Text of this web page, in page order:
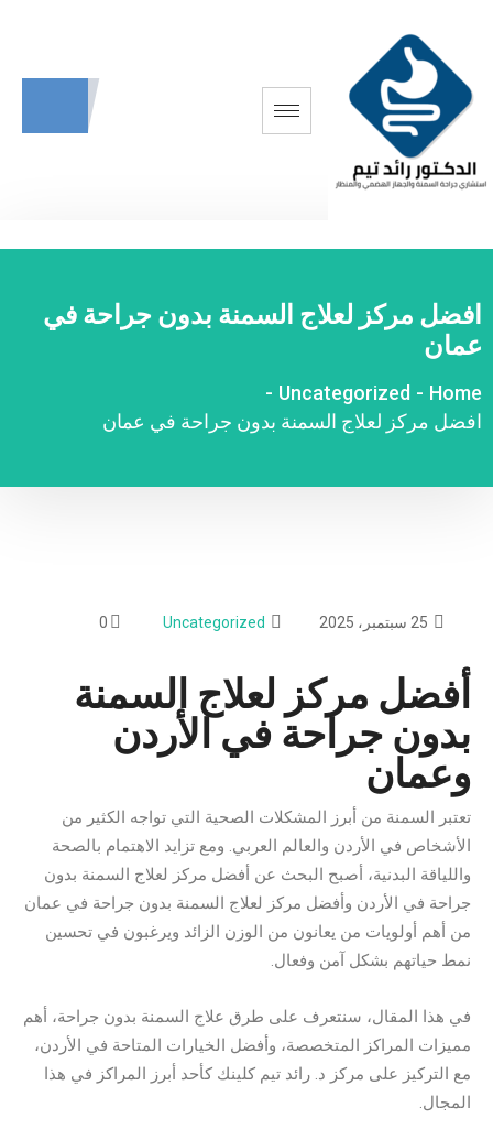
افضل مركز لعلاج السمنة بدون جراحة في
عمان
Home
-
Uncategorized
-
افضل مركز لعلاج السمنة بدون جراحة في عمان
Uncategorized
0
أفضل مركز لعلاج السمنة
بدون جراحة في الأردن
وعمان
تعتبر السمنة من أبرز المشكلات الصحية التي تواجه الكثير من
الأشخاص في الأردن والعالم العربي. ومع تزايد الاهتمام بالصحة
واللياقة البدنية، أصبح البحث عن أفضل مركز لعلاج السمنة بدون
جراحة في الأردن وأفضل مركز لعلاج السمنة بدون جراحة في عمان
من أهم أولويات من يعانون من الوزن الزائد ويرغبون في تحسين
نمط حياتهم بشكل آمن وفعال.
في هذا المقال، سنتعرف على طرق علاج السمنة بدون جراحة، أهم
مميزات المراكز المتخصصة، وأفضل الخيارات المتاحة في الأردن،
مع التركيز على مركز د. رائد تيم كلينك كأحد أبرز المراكز في هذا
المجال.